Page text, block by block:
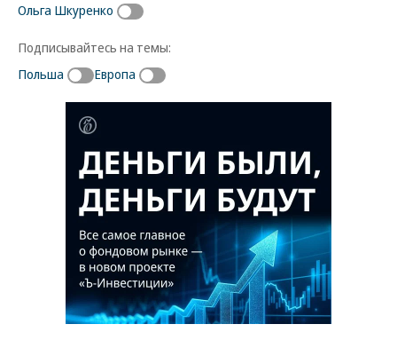
Ольга Шкуренко
Подписывайтесь на темы:
Польша
Европа